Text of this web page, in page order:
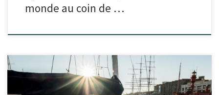
monde au coin de …